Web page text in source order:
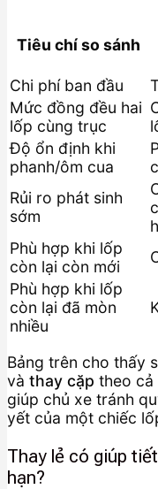
Tiêu chí so sánh
Chi phí ban đầu
Mức đồng đều hai
lốp cùng trục
Độ ổn định khi
phanh/ôm cua
Rủi ro phát sinh
sớm
Phù hợp khi lốp
còn lại còn mới
Phù hợp khi lốp
còn lại đã mòn
nhiều
Bảng trên cho thấy
và thay cặp theo cả
giúp chủ xe tránh
yết của một chiếc
Thay lẻ có giúp
hạn?